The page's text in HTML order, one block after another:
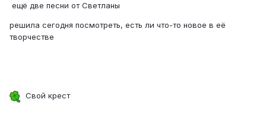
ещё две песни от Светланы
решила сегодня посмотреть, есть ли что-то новое в её
творчестве
Свой крест